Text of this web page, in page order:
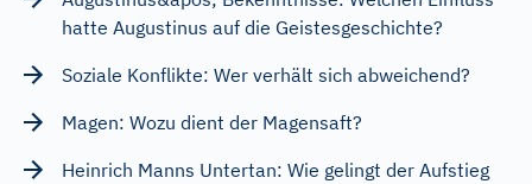
hatte Augustinus auf die Geistesgeschichte?
Soziale Konflikte: Wer verhält sich abweichend?
Magen: Wozu dient der Magensaft?
Heinrich Manns Untertan: Wie gelingt der Aufstieg